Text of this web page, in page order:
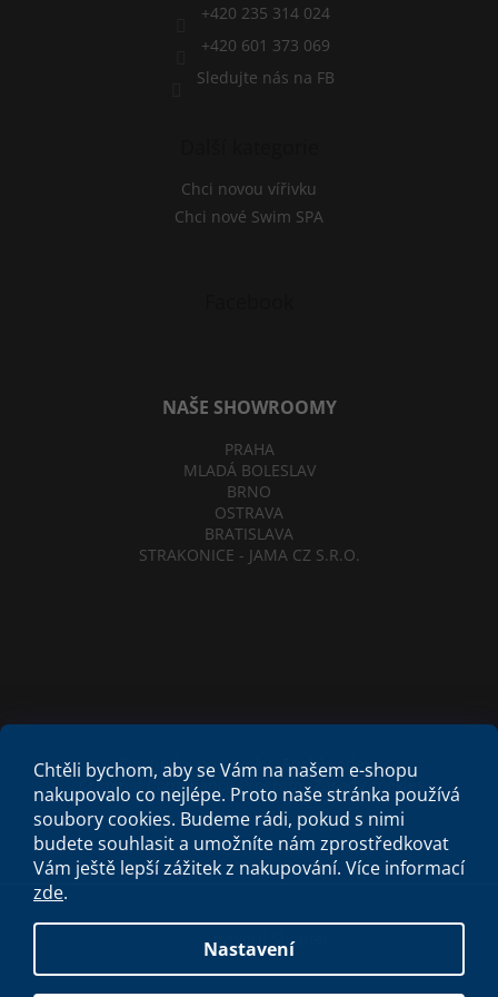
Chtěli bychom, aby se Vám na našem e-shopu
nakupovalo co nejlépe. Proto naše stránka používá
soubory cookies. Budeme rádi, pokud s nimi
budete souhlasit a umožníte nám zprostředkovat
Vám ještě lepší zážitek z nakupování. Více informací
zde.
Nastavení
+420 235 314 024
+420 601 373 069
Sledujte nás na FB
Chci novou vířivku
Chci nové Swim SPA
NAŠE SHOWROOMY
PRAHA
MLADÁ BOLESLAV
BRNO
OSTRAVA
BRATISLAVA
STRAKONICE - JAMA CZ S.R.O.
Obchodní podmínky
Etický kodex
Criminal Compliance Program
Zásady cookies
Vytvořil Shoptet